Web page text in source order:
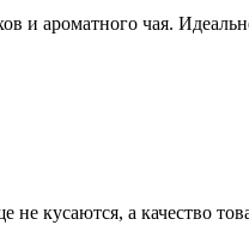
и ароматного чая.
кусаются, а качество